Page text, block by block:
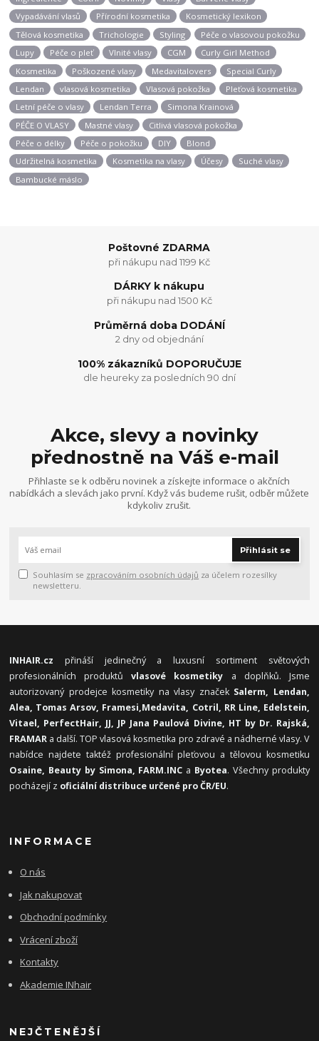
Vypadávání vlasů
Přírodní kosmetika
Kosmetický lexikon
Tělová kosmetika
Trichologie Styling
Péče o vlasovou pokožku
Lupy
Péče o pleť Vlnité vlasy CGM
Curly Girl Method
Kosmetika
Poškozené vlasy Medavitalovers
Special Curly
Lendan
vlasová kosmetika Vlasová pokožka
Pleťová kosmetika
Letní péče o vlasy
Lendan Terra
Simona Krainová
PÉČE O VLASY
Mastné vlasy
Citlivá vlasová pokožka
Péče o délky
Péče o pokožku DIY
Blond
Udržitelná kosmetika
Kosmetika na vlasy Účesy
Suché vlasy
Bambucké máslo
Poštovné ZDARMA
při nákupu nad 1199 Kč
DÁRKY k nákupu
při nákupu nad 1500 Kč
Průměrná doba DODÁNÍ
2 dny od objednání
100% zákazníků DOPORUČUJE
dle heureky za posledních 90 dní
Akce, slevy a novinky
přednostně na Váš e-mail
Přihlaste se k odběru novinek a získejte informace o akčních
nabídkách a slevách jako první. Když vás budeme rušit, odběr můžete
kdykoliv zrušit.
Přihlásit se
Souhlasím se zpracováním osobních údajů za účelem rozesílky
newsletteru.
INHAIR.cz přináší jedinečný a luxusní sortiment světových
profesionálních produktůvlasové kosmetiky a doplňků. Jsme
autorizovaný prodejce kosmetiky na vlasy značek Salerm, Lendan,
Alea, Tomas Arsov, Framesi,Medavita, Cotril, RR Line, Edelstein,
Vitael, PerfectHair, JJ, JP Jana Paulová Divine, HT by Dr. Rajská,
FRAMAR a další. TOP vlasová kosmetika pro zdravé a nádherné vlasy. V
nabídce najdete taktéž profesionální pleťovou a tělovou kosmetiku
Osaine, Beauty by Simona, FARM.INC a Byotea. Všechny produkty
pocházejí z oficiální distribuce určené pro ČR/EU.
INFORMACE
O nás
Jak nakupovat
Obchodní podmínky
Vrácení zboží
Kontakty
Akademie INhair
NEJČTENĚJŠÍ